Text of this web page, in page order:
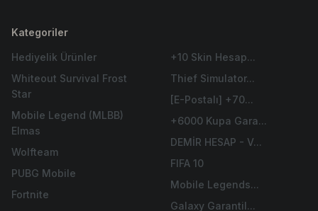
Kategoriler
Hediyelik Ürünler
Whiteout Survival Frost
Star
Mobile Legend (MLBB)
Elmas
Wolfteam
PUBG Mobile
Fortnite
+10 Skin Hesap...
Thief Simulator...
[E-Postalı] +70...
+6000 Kupa Gara...
DEMİR HESAP - V...
FIFA 10
Mobile Legends...
Galaxy Garantil...